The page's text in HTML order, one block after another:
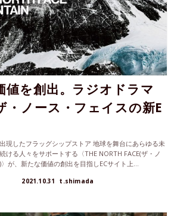
値を創出。ラジオドラマ
・ノース・フェイスの新E
現したフラッグシップストア 地球を舞台にあらゆる未
ける人々をサポートする〈THE NORTH FACE(ザ・ノ
が、新たな価値の創出を目指しECサイト上...
2021.10.31 t.shimada